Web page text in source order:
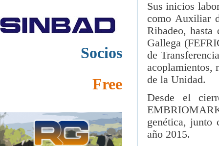
Sus inicios
como Auxiliar
Ribadeo,
Gallega
de
acoplamientos,
de la Unidad.
Desde el
genética, junto
año 2015.
Socios
Free